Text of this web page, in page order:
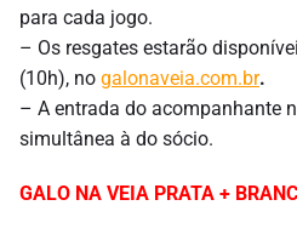
para cada jogo.
– Os resgates estarão
(10h), no galonaveia.com.br.
– A entrada do acompanhante
simultânea à do sócio.
GALO NA VEIA PRATA +